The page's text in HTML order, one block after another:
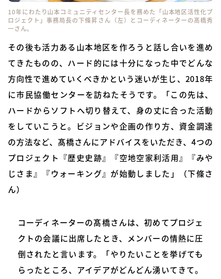
10年にわたり山本コミュニティセンター長を務めた「山本地区活性化プ
ロジェクト」事務局長の下條昇さん（左）とコーディネーターの髙橋秀
一さん。
その後も活力ある山本地区を作ろうと話し合いを進め
てきたものの、ハード的には十分になった中でどんな
方向性で進めていくべきかという迷いが生じ、2018年
に市民協働センターを訪ねたそうです。「この先は、
ハードからソフトへ切り替えて、身の丈に合った活動
をしていこうと。ビジョンや企画の作り方、資金調達
の方法など、髙橋さんにアドバイスをいただき、4つの
プロジェクト『歴史史跡』『空地空家利活用』『みや
じさま』『ウォーキング』が始動しました」（下條さ
ん）
コーディネーターの髙橋さんは、初めてプロジェ
クトの会議に出席したとき、メンバーの情熱に圧
倒されたと言います。「やりたいことを挙げても
らったところ、アイデアがどんどん湧いてきて。